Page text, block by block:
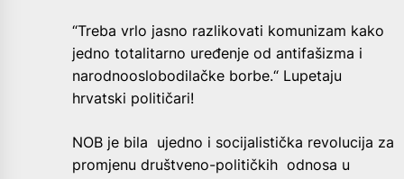
“Treba vrlo jasno razlikovati komunizam kako
jedno totalitarno uređenje od antifašizma i
narodnooslobodilačke borbe.“ Lupetaju
hrvatski političari!
NOB je bila ujedno i socijalistička revolucija za
promjenu društveno-političkih odnosa u